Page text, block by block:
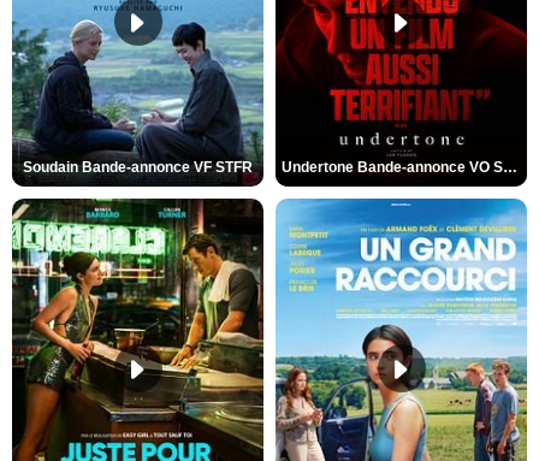
Soudain Bande-annonce VF STFR Undertone Bande-annonce VO STFR